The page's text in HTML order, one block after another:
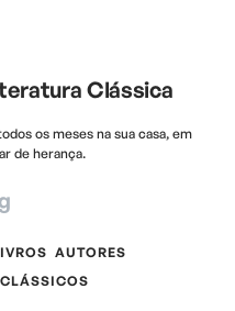
Clássica
os meses na sua casa, em
de herança.
AUTORES